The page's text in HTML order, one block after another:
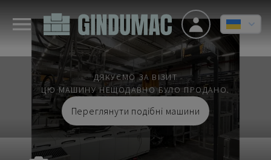
ДЯКУЄМО ЗА ВІЗИТ
ЦЮ МАШИНУ НЕЩОДАВНО БУЛО ПРОДАНО.
Переглянути подібні машини